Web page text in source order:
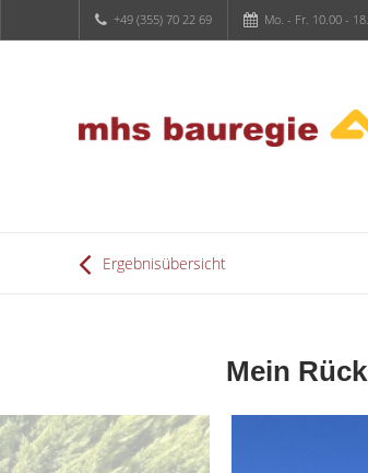
+49 (355) 70 22 69 Mo. - Fr. 10.00 -
Ergebnisübersicht
Mein